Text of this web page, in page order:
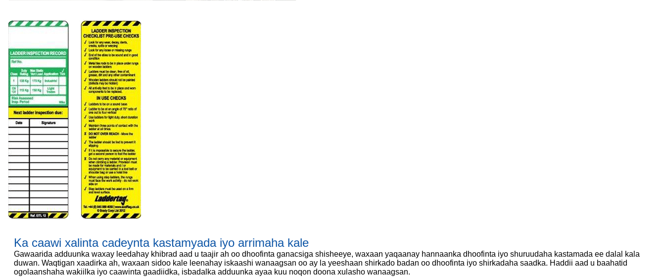
Ka caawi xalinta cadeynta kastamyada iyo arrimaha kale
Gawaarida adduunka waxay leedahay khibrad aad u taajir ah oo dhoofinta ganacsiga shisheeye, waxaan yaqaanay hannaanka dhoofinta iyo shuruudaha kastamada ee dalal kala
duwan. Waqtigan xaadirka ah, waxaan sidoo kale leenahay iskaashi wanaagsan oo ay la yeeshaan shirkado badan oo dhoofinta iyo shirkadaha saadka. Haddii aad u baahatid
ogolaanshaha wakiilka iyo caawinta gaadiidka, isbadalka adduunka ayaa kuu noqon doona xulasho wanaagsan.